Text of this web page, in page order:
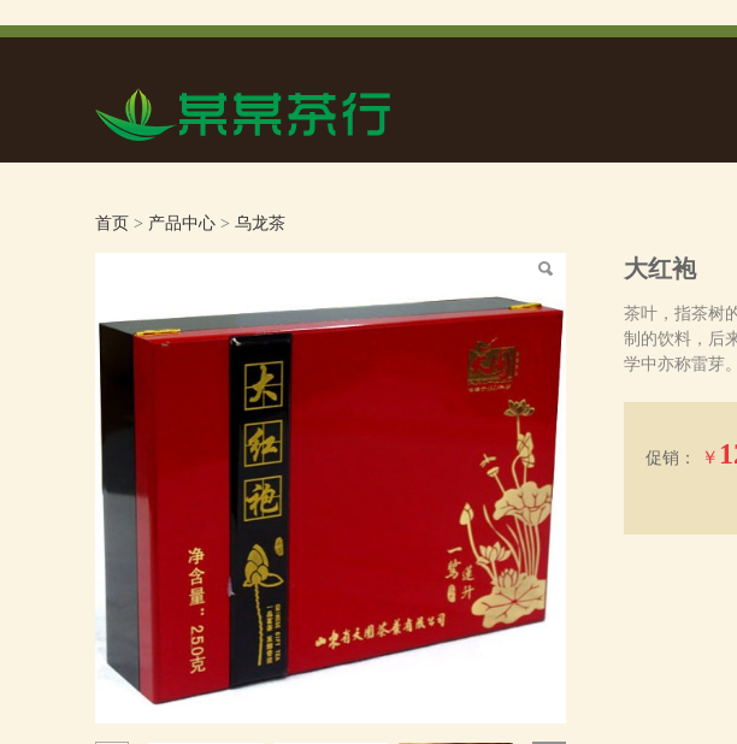
首页 > 产品中心 > 乌龙茶
大红袍
茶叶，指茶树
制的饮料，后
学中亦称雷芽
促销： ￥